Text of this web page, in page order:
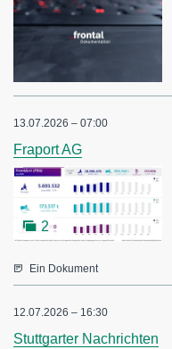
13.07.2026 – 07:00
Fraport AG
2
Ein Dokument
12.07.2026 – 16:30
Stuttgarter Nachrichten